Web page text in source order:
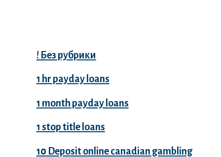
! Без рубрики
1 hr payday loans
1 month payday loans
1 stop title loans
10 Deposit online canadian gambling